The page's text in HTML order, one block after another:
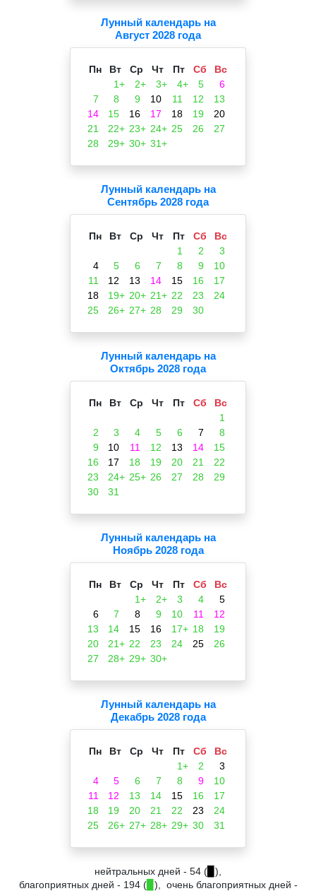
Лунный календарь на
Август 2028 года
Пн Вт Ср Чт Пт Сб
Вс
1+
2+ 3+ 4+ 5
6
7
8 9 10 11 12
13
14
15 16 17 18 19
20
21
22+ 23+ 24+ 25 26
27
28
29+ 30+ 31+
Лунный календарь на
Сентябрь 2028 года
Пн Вт Ср Чт Пт Сб
Вс
1
2
3
4
5 6 7 8 9
10
11
12 13 14 15 16
17
18
19+ 20+ 21+ 22 23
24
25
26+ 27+ 28 29 30
Лунный календарь на
Октябрь 2028 года
Пн Вт Ср Чт Пт Сб
Вс
1
2
3 4 5 6 7
8
9
10 11 12 13 14
15
16
17 18 19 20 21
22
23
24+ 25+ 26 27 28
29
30
31
Лунный календарь на
Ноябрь 2028 года
Пн Вт Ср Чт Пт Сб
Вс
1+
2+ 3 4
5
6
7 8 9 10 11
12
13
14 15 16 17+ 18
19
20
21+ 22 23 24 25
26
27
28+ 29+ 30+
Лунный календарь на
Декабрь 2028 года
Пн Вт Ср Чт Пт Сб
Вс
1+
2
3
4
5 6 7 8 9
10
11
12 13 14 15 16
17
18
19 20 21 22 23
24
25
26+ 27+ 28+ 29+ 30 31
нейтральных дней - 54 (
),
благоприятных дней - 194 (▉ ), очень благоприятных дней -